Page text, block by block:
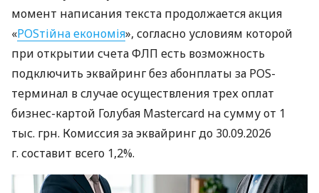
момент написания текста продолжается акция
«POSтійна економія», согласно условиям которой
при открытии счета ФЛП есть возможность
подключить эквайринг без абонплаты за POS-
терминал в случае осуществления трех оплат
бизнес-картой Голубая Mastercard на сумму от 1
тыс. грн. Комиссия за эквайринг до 30.09.2026
г. составит всего 1,2%.